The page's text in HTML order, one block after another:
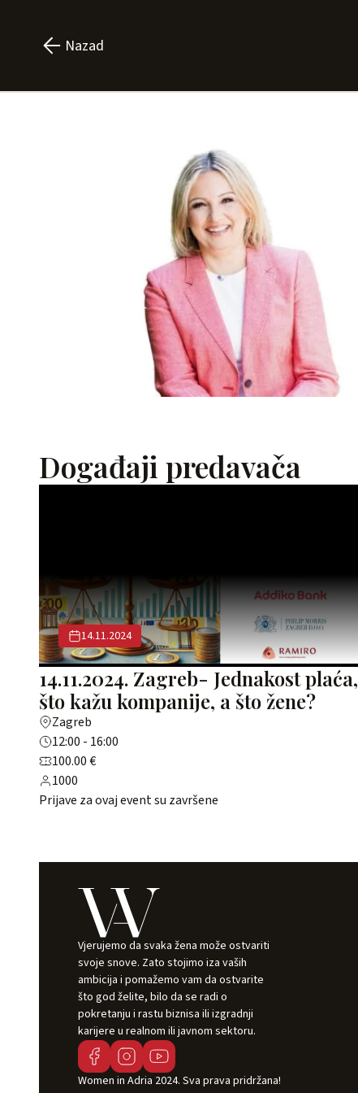
Nazad
Događaji predavača
14.11.2024
14.11.2024. Zagreb- Jednakost plaća,
što kažu kompanije, a što žene?
Zagreb
12:00 - 16:00
100.00 €
1000
Prijave za ovaj event su završene
Vjerujemo da svaka žena može ostvariti
svoje snove. Zato stojimo iza vaših
ambicija i pomažemo vam da ostvarite
što god želite, bilo da se radi o
pokretanju i rastu biznisa ili izgradnji
karijere u realnom ili javnom sektoru.
Women in Adria 2024. Sva prava pridržana!